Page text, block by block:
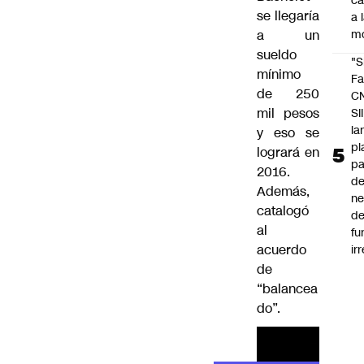
se llegaría
a un
sueldo
mínimo
de 250
mil pesos
y eso se
logrará en
2016.
Además,
catalogó
al
acuerdo
de
“balancea
do”.
a
SII
de